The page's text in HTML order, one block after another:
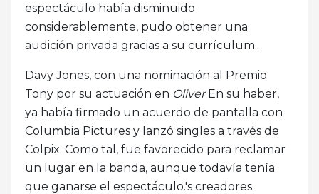
espectáculo había disminuido
considerablemente, pudo obtener una
audición privada gracias a su currículum..
Davy Jones, con una nominación al Premio
Tony por su actuación en OliverEn su haber,
ya había firmado un acuerdo de pantalla con
Columbia Pictures y lanzó singles a través de
Colpix. Como tal, fue favorecido para reclamar
un lugar en la banda, aunque todavía tenía
que ganarse el espectáculo.'s creadores.